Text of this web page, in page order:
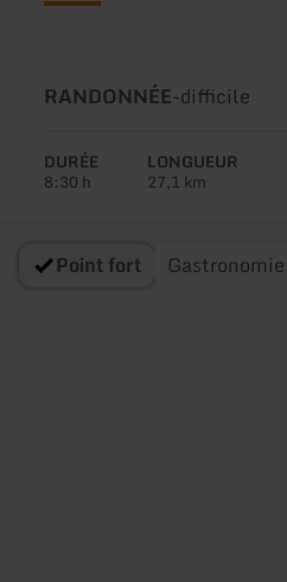
Type
circuit:
RANDONNÉE-Difficulté:
difficile
DURÉE
8:30 h
LONGUEUR
27,1 km
Point fort Gastronomie